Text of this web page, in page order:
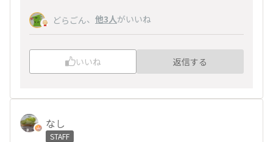
どらごん、 他3人がいいね
いいね 返信する
なし
STAFF